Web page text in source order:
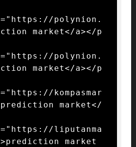
polynion.
market</a></p
polynion.
market</a></p
kompasmar
market</
liputanma
market